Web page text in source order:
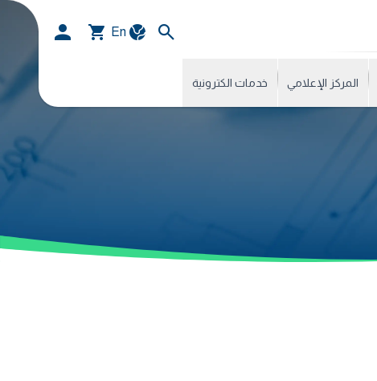
En
المركز الإعلامي خدمات الكترونية